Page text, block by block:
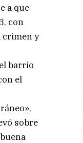
a que
con
crimen y
barrio
el
sobre